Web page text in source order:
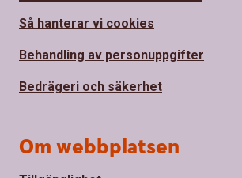
Så hanterar vi cookies
Behandling av personuppgifter
Bedrägeri och säkerhet
Om webbplatsen